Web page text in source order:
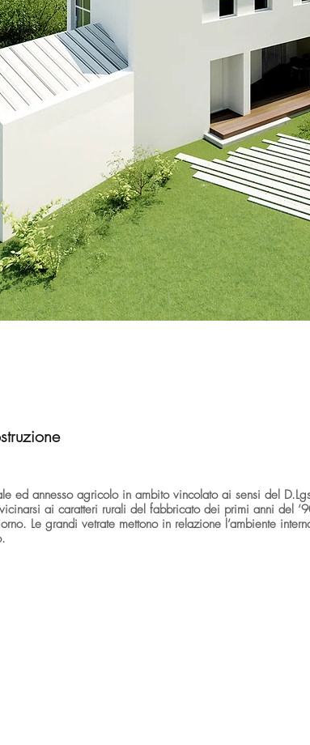
ed annesso agricolo in ambito vincolato ai sensi del
ai caratteri rurali del fabbricato dei primi anni del
Le grandi vetrate mettono in relazione l’ambiente